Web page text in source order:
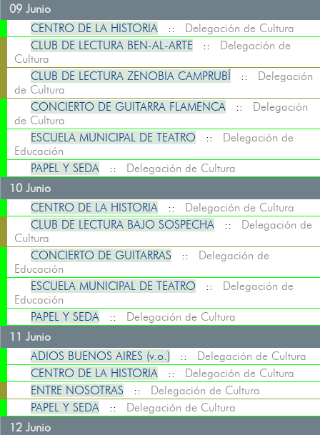
09 Junio
CENTRO DE LA HISTORIA :: Delegación de Cultura
CLUB DE LECTURA BEN-AL-ARTE :: Delegación de
Cultura
CLUB DE LECTURA ZENOBIA CAMPRUBÍ :: Delegación
de Cultura
CONCIERTO DE GUITARRA FLAMENCA :: Delegación
de Cultura
ESCUELA MUNICIPAL DE TEATRO :: Delegación de
Educación
PAPEL Y SEDA :: Delegación de Cultura
10 Junio
CENTRO DE LA HISTORIA :: Delegación de Cultura
CLUB DE LECTURA BAJO SOSPECHA :: Delegación de
Cultura
CONCIERTO DE GUITARRAS :: Delegación de
Educación
ESCUELA MUNICIPAL DE TEATRO :: Delegación de
Educación
PAPEL Y SEDA :: Delegación de Cultura
11 Junio
ADIOS BUENOS AIRES (v.o.) :: Delegación de Cultura
CENTRO DE LA HISTORIA :: Delegación de Cultura
ENTRE NOSOTRAS :: Delegación de Cultura
PAPEL Y SEDA :: Delegación de Cultura
12 Junio